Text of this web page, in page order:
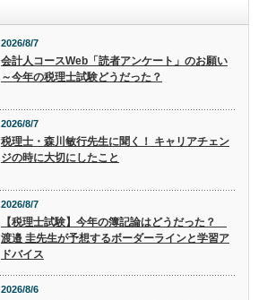
2026/8/7
会計人コースWeb「読者アンケート」のお願い
～今年の税理士試験どうだった？
2026/8/7
税理士・森川敏行先生に聞く！ キャリアチェン
ジの時に大切にしたこと
2026/8/7
【税理士試験】今年の簿記論はどうだった？
渡邉 圭先生が予想するボーダーラインと学習ア
ドバイス
2026/8/6